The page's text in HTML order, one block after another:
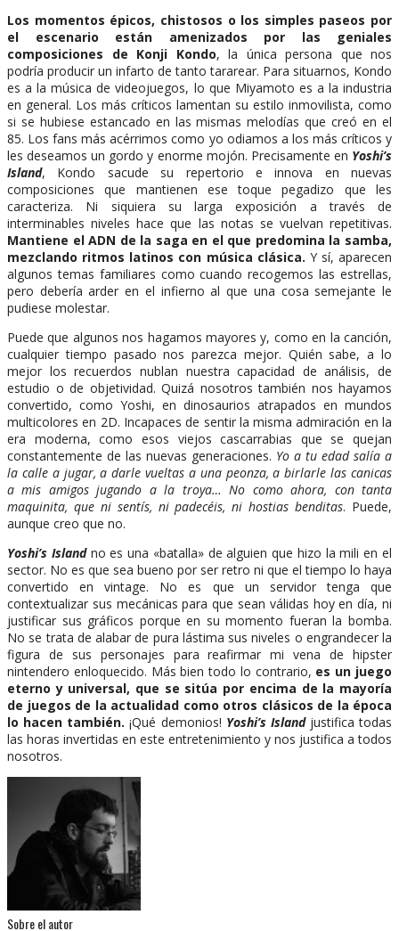
Los momentos épicos, chistosos o los simples paseos por
el escenario están amenizados por las geniales
composiciones de Konji Kondo, la única persona que nos
podría producir un infarto de tanto tararear. Para situarnos, Kondo
es a la música de videojuegos, lo que Miyamoto es a la industria
en general. Los más críticos lamentan su estilo inmovilista, como
si se hubiese estancado en las mismas melodías que creó en el
85. Los fans más acérrimos como yo odiamos a los más críticos y
les deseamos un gordo y enorme mojón. Precisamente en Yoshi’s
Island, Kondo sacude su repertorio e innova en nuevas
composiciones que mantienen ese toque pegadizo que les
caracteriza. Ni siquiera su larga exposición a través de
interminables niveles hace que las notas se vuelvan repetitivas.
Mantiene el ADN de la saga en el que predomina la samba,
mezclando ritmos latinos con música clásica. Y sí, aparecen
algunos temas familiares como cuando recogemos las estrellas,
pero debería arder en el infierno al que una cosa semejante le
pudiese molestar.
Puede que algunos nos hagamos mayores y, como en la canción,
cualquier tiempo pasado nos parezca mejor. Quién sabe, a lo
mejor los recuerdos nublan nuestra capacidad de análisis, de
estudio o de objetividad. Quizá nosotros también nos hayamos
convertido, como Yoshi, en dinosaurios atrapados en mundos
multicolores en 2D. Incapaces de sentir la misma admiración en la
era moderna, como esos viejos cascarrabias que se quejan
constantemente de las nuevas generaciones. Yo a tu edad salía a
la calle a jugar, a darle vueltas a una peonza, a birlarle las canicas
a mis amigos jugando a la troya… No como ahora, con tanta
maquinita, que ni sentís, ni padecéis, ni hostias benditas. Puede,
aunque creo que no.
Yoshi’s Islandno es una «batalla» de alguien que hizo la mili en el
sector. No es que sea bueno por ser retro ni que el tiempo lo haya
convertido en vintage. No es que un servidor tenga que
contextualizar sus mecánicas para que sean válidas hoy en día, ni
justificar sus gráficos porque en su momento fueran la bomba.
No se trata de alabar de pura lástima sus niveles o engrandecer la
figura de sus personajes para reafirmar mi vena de hipster
nintendero enloquecido. Más bien todo lo contrario, es un juego
eterno y universal, que se sitúa por encima de la mayoría
de juegos de la actualidad como otros clásicos de la época
lo hacen también. ¡Qué demonios! Yoshi’s Islandjustifica todas
las horas invertidas en este entretenimiento y nos justifica a todos
nosotros.
Sobre el autor